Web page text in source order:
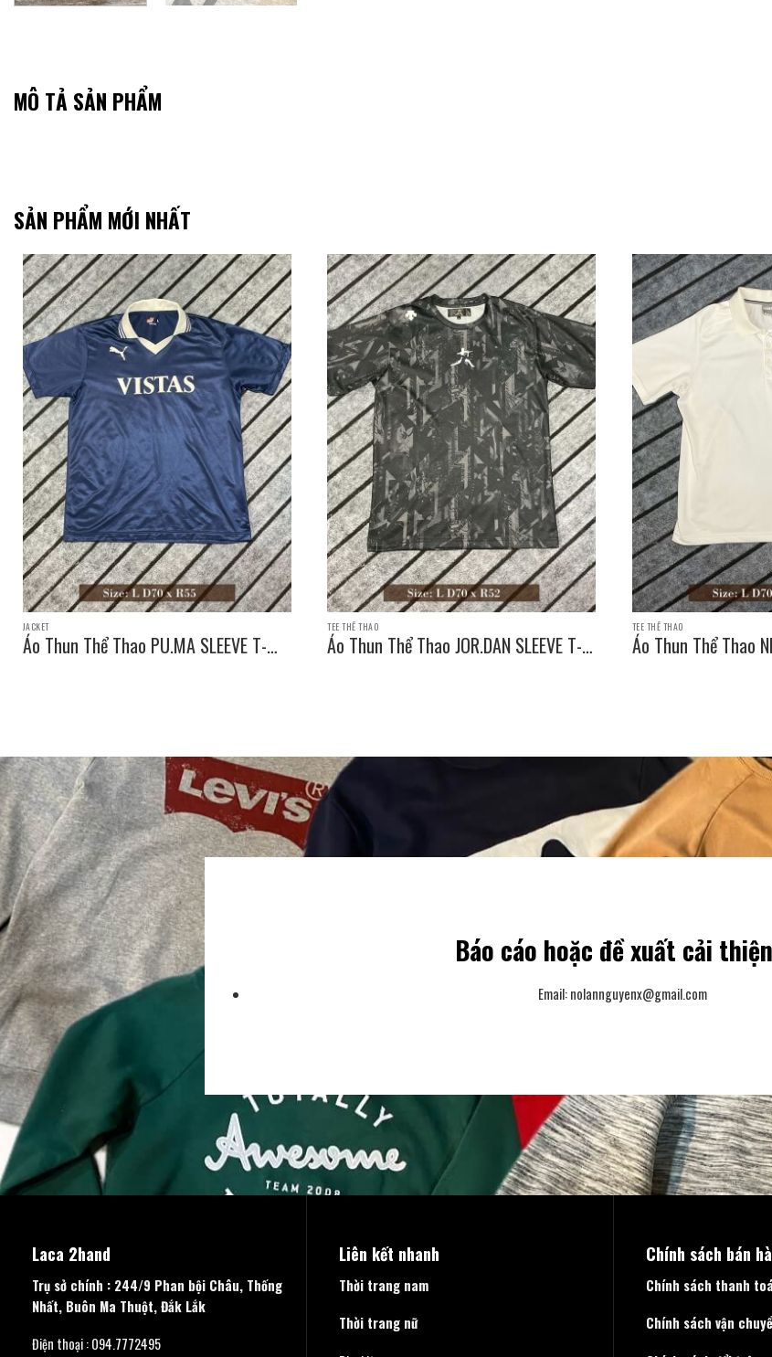
MÔ TẢ SẢN PHẨM
SẢN PHẨM MỚI NHẤT
JACKET
Áo Thun Thể Thao PU.MA SLEEVE T-
TEE THỂ THAO
Áo Thun Thể Thao JOR.DAN SLEEVE T-
TEE THỂ THAO
Áo Thun Thể Thao
Báo cáo hoặc đề xuất cải thiện
Email:nolannguyenx@gmail.com
Laca 2hand
Trụ sở chính : 244/9 Phan bội Châu, Thống
Nhất, Buôn Ma Thuột, Đắk Lắk
Điện thoại : 094.7772495
Liên kết nhanh
Thời trang nam
Thời trang nữ
Chính sách bán
Chính sách thanh
Chính sách vận